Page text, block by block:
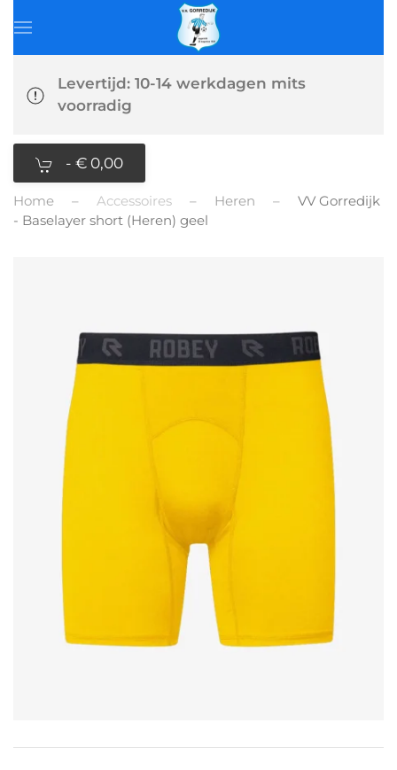
Levertijd: 10-14 werkdagen mits
voorradig
- € 0,00
Home Accessoires Heren
VV Gorredijk
- Baselayer short (Heren) geel